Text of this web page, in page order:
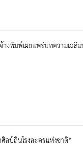
พิมพ์เผยแพร่บทความเฉลิ
ป์ถิ่นโรงละครแห่งชาติ“